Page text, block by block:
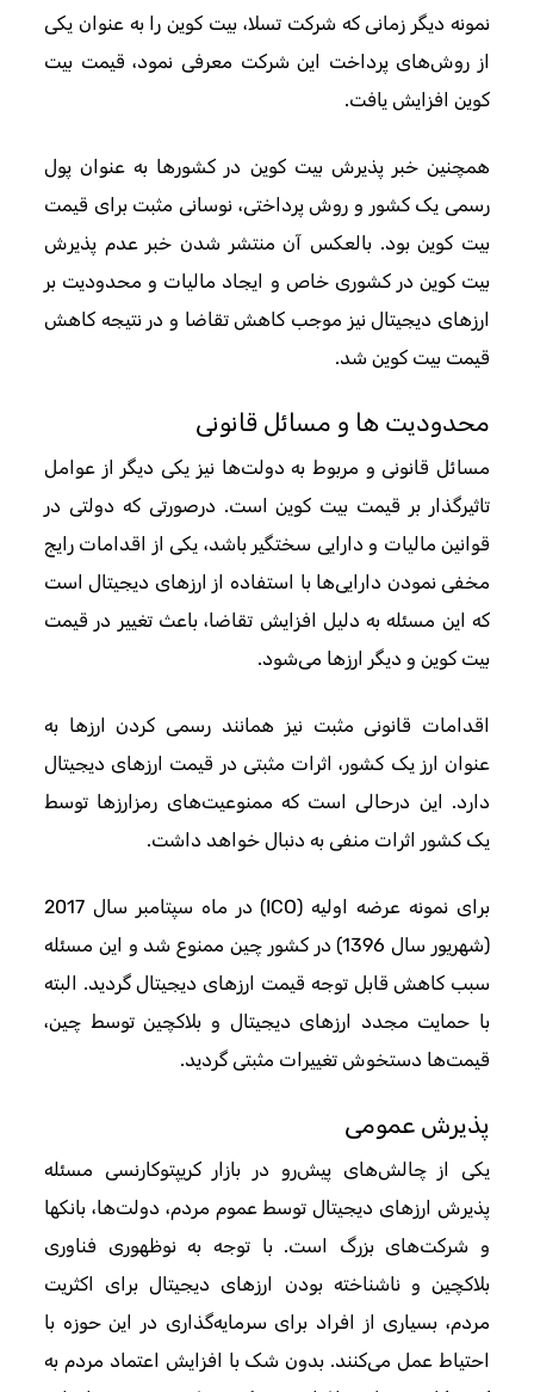
نمونه دیگر زمانی که شرکت تسلا، بیت کوین را به عنوان یکی
از روش‌های پرداخت این شرکت معرفی نمود، قیمت بیت
کوین افزایش یافت.
همچنین خبر پذیرش بیت کوین در کشورها به عنوان پول
رسمی یک کشور و روش پرداختی، نوسانی مثبت برای قیمت
بیت کوین بود. بالعکس آن منتشر شدن خبر عدم پذیرش
بیت کوین در کشوری خاص و ایجاد مالیات و محدودیت بر
ارزهای دیجیتال نیز موجب کاهش تقاضا و در نتیجه کاهش
قیمت بیت کوین شد.
محدودیت ها و مسائل قانونی
مسائل قانونی و مربوط به دولت‌ها نیز یکی دیگر از عوامل
تاثیرگذار بر قیمت بیت کوین است. درصورتی که دولتی در
قوانین مالیات و دارایی سختگیر باشد، یکی از اقدامات رایج
مخفی نمودن دارایی‌ها با استفاده از ارزهای دیجیتال است
که این مسئله به دلیل افزایش تقاضا، باعث تغییر در قیمت
بیت کوین و دیگر ارزها می‌شود.
اقدامات قانونی مثبت نیز همانند رسمی کردن ارزها به
عنوان ارز یک کشور، اثرات مثبتی در قیمت ارزهای دیجیتال
دارد. این درحالی است که ممنوعیت‌های رمزارزها توسط
یک کشور اثرات منفی به دنبال خواهد داشت.
برای نمونه عرضه اولیه (ICO) در ماه سپتامبر سال 2017
(شهریور سال 1396) در کشور چین ممنوع شد و این مسئله
سبب کاهش قابل توجه قیمت ارزهای دیجیتال گردید. البته
با حمایت مجدد ارزهای دیجیتال و بلاکچین توسط چین،
قیمت‌ها دستخوش تغییرات مثبتی گردید.
پذیرش عمومی
یکی از چالش‌های پیش‌رو در بازار کریپتوکارنسی مسئله
پذیرش ارزهای دیجیتال توسط عموم مردم، دولت‌ها، بانک‎ها
و شرکت‌های بزرگ است. با توجه به نوظهوری فناوری
بلاکچین و ناشناخته بودن ارزهای دیجیتال برای اکثریت
مردم، بسیاری از افراد برای سرمایه‌گذاری در این حوزه با
احتیاط عمل می‌کنند. بدون شک با افزایش اعتماد مردم به